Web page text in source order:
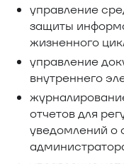
управление
защиты
жизненного
управление
внутреннего
отчетов для
уведомлений о